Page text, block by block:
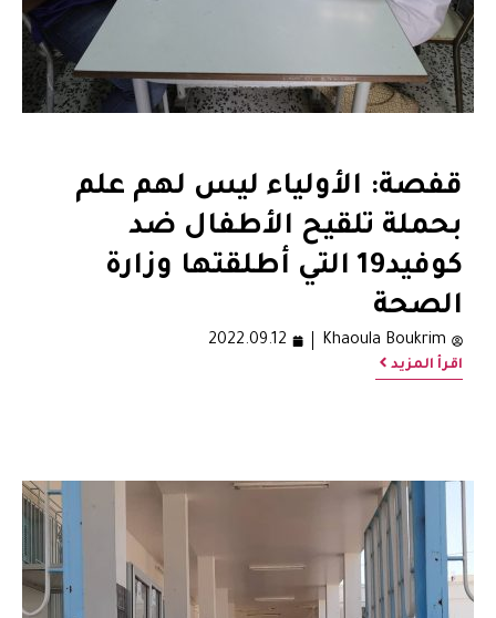
قفصة: الأولياء ليس لهم علم
بحملة تلقيح الأطفال ضد
كوفيد19 التي أطلقتها وزارة
الصحة
Khaoula Boukrim
2022.09.12
اقرأ المزيد